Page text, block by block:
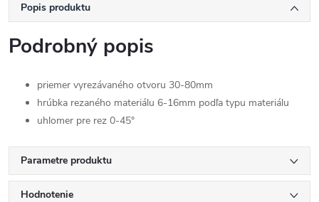
Popis produktu
Podrobný popis
priemer vyrezávaného otvoru 30-80mm
hrúbka rezaného materiálu 6-16mm podľa typu materiálu
uhlomer pre rez 0-45°
Parametre produktu
Hodnotenie